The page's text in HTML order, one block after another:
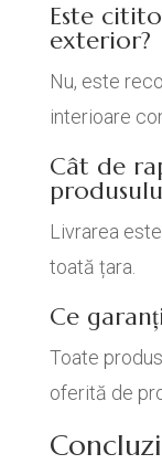
Este
exterior?
Nu, este
interioare
Cât de
Livrarea
toată țara.
Ce
Toate
oferită de